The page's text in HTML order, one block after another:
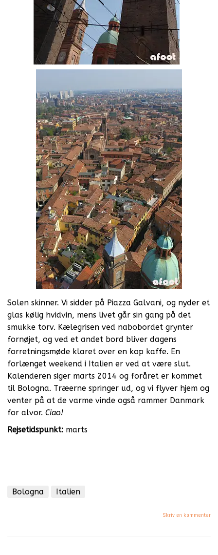
Solen skinner. Vi sidder på Piazza Galvani, og nyder et
glas kølig hvidvin, mens livet går sin gang på det
smukke torv. Kælegrisen ved nabobordet grynter
fornøjet, og ved et andet bord bliver dagens
forretningsmøde klaret over en kop kaffe. En
forlænget weekend i Italien er ved at være slut.
Kalenderen siger marts 2014 og foråret er kommet
til Bologna. Træerne springer ud, og vi flyver hjem og
venter på at de varme vinde også rammer Danmark
for alvor. Ciao!
Rejsetidspunkt: marts
Bologna Italien
Skriv en kommentar